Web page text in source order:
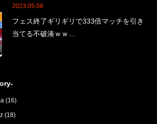
2023.05.08
フェス終了ギリギリで333倍マッチを引き
当てる不破湊ｗｗ…
(16)
(18)